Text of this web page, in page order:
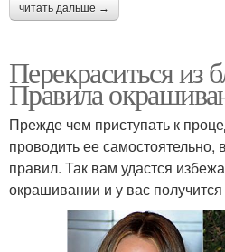
читать дальше →
Перекраситься из
Правила
Прежде чем приступать к
проводить ее самостоятельно,
правил. Так вам удастся
окрашивании и у вас